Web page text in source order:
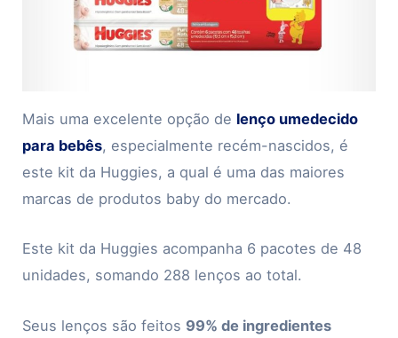
Mais uma excelente opção de lenço umedecido
para bebês, especialmente recém-nascidos, é
este kit da Huggies, a qual é uma das maiores
marcas de produtos baby do mercado.
Este kit da Huggies acompanha 6 pacotes de 48
unidades, somando 288 lenços ao total.
Seus lenços são feitos 99% de ingredientes